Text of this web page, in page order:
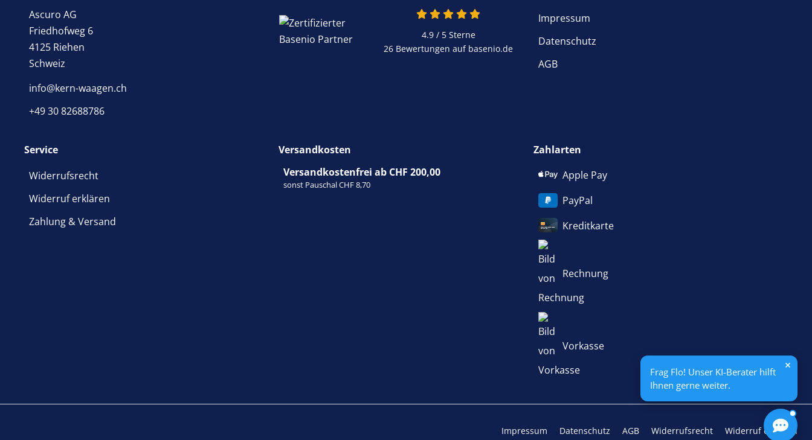
Frag Flo! Unser KI-Berater hilft
Ihnen gerne weiter.
Ascuro AG
Friedhofweg 6
4125 Riehen
Schweiz
info@kern-waagen.ch
+49 30 82688786
4.9 / 5Sterne
26 Bewertungen auf basenio.de
Impressum
Datenschutz
AGB
Service
Widerrufsrecht
Widerruf erklären
Zahlung & Versand
Versandkosten
Versandkostenfrei ab CHF 200,00
sonst Pauschal CHF 8,70
Zahlarten
Apple Pay
PayPal
Kreditkarte
Rechnung
Vorkasse
Impressum Datenschutz AGB Widerrufsrecht Widerruf erklären